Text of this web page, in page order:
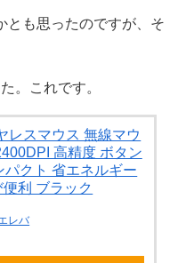
とも思ったのですが、そ
。これです。
レスマウス 無線マウ
高精度 ボタン
パクト 省エネルギー
利 ブラック
レバ